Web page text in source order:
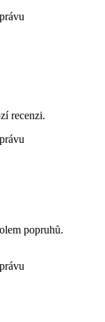
recenzi.
popruhů.